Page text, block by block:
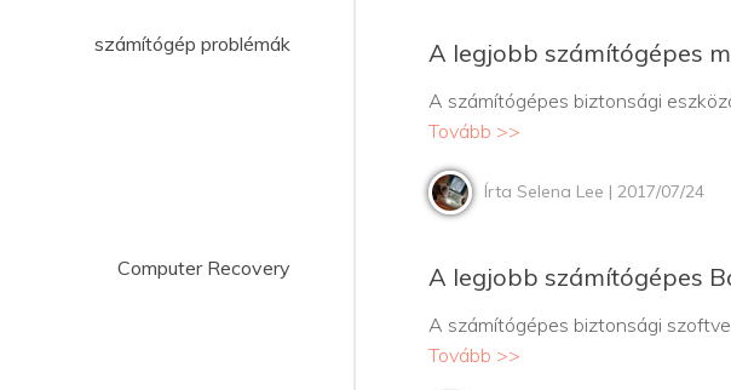
számítógép problémák A legjobb számítógépes
A számítógépes biztonsági
Tovább >>
Írta Selena Lee | 2017/07/24
Computer Recovery A legjobb számítógépes
A számítógépes biztonsági
Tovább >>